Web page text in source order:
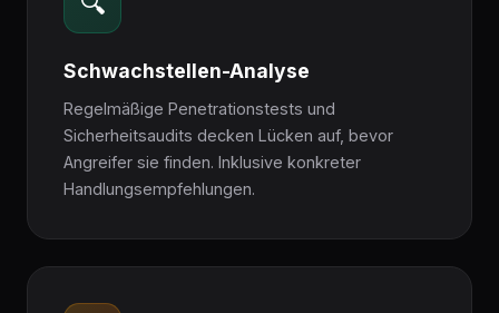
Schwachstellen-Analyse
Regelmäßige Penetrationstests und
Sicherheitsaudits decken Lücken auf, bevor
Angreifer sie finden. Inklusive konkreter
Handlungsempfehlungen.